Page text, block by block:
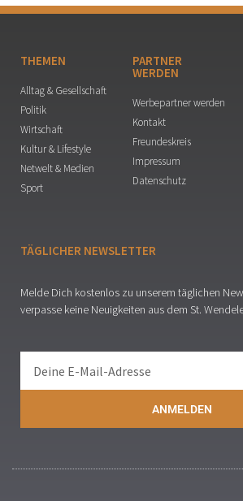
THEMEN
Alltag & Gesellschaft
Politik
Wirtschaft
Kultur & Lifestyle
Netwelt & Medien
Sport
PARTNER
WERDEN
Werbepartner werden
Kontakt
Freundeskreis
Impressum
Datenschutz
TÄGLICHER NEWSLETTER
Melde Dich kostenlos zu unserem täglichen
verpasse keine Neuigkeiten aus dem St.
ANMELDEN